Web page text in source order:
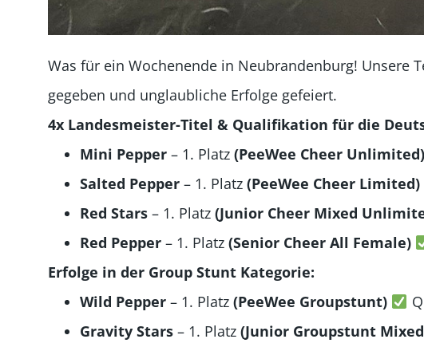
Was für ein Wochenende in Neubrandenburg! Unsere
gegeben und unglaubliche Erfolge gefeiert.
4x Landesmeister-Titel & Qualifikation für die
Mini Pepper – 1. Platz (PeeWee Cheer Unlimited)
Salted Pepper – 1. Platz (PeeWee Cheer Limited)
Red Stars – 1. Platz (Junior Cheer Mixed
Red Pepper – 1. Platz (Senior Cheer All Female)
Erfolge in der Group Stunt Kategorie:
Wild Pepper – 1. Platz (PeeWee Groupstunt)
Gravity Stars – 1. Platz (Junior Groupstunt